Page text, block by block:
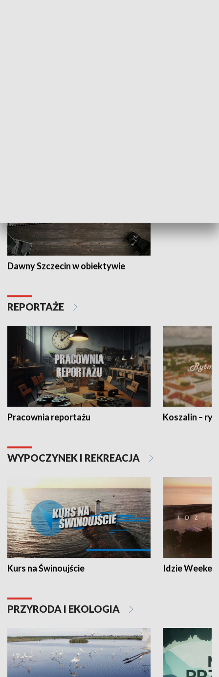
Dawny Szczecin w obiektywie
REPORTAŻE
Pracownia reportażu Koszalin –
WYPOCZYNEK I REKREACJA
Kurs na Świnoujście Idzie
PRZYRODA I EKOLOGIA